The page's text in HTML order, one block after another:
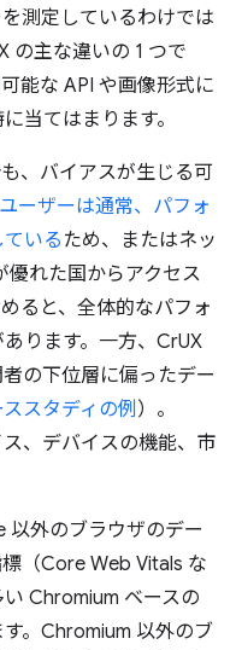
測定しているわけでは
の主な違いの 1 つで
能な API や画像形式に
当てはまります。
、バイアスが生じる可
ーザーは通常、パフォ
いるため、またはネッ
優れた国からアクセス
ると、全体的なパフォ
ります。一方、CrUX
の下位層に偏ったデー
ススタディの例）。
、デバイスの機能、市
以外のブラウザのデー
（Core Web Vitals な
Chromium ベースの
。Chromium 以外のブ